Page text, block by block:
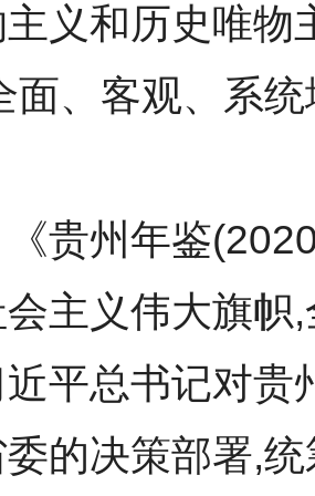
义和历史唯物
面、客观、系
《贵州年鉴
主义伟大旗帜
平总书记对贵
的决策部署,统